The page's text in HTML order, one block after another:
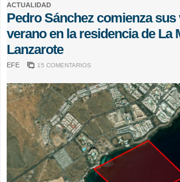
ACTUALIDAD
Pedro Sánchez comienza
verano en la residencia de La
Lanzarote
EFE 15 COMENTARIOS